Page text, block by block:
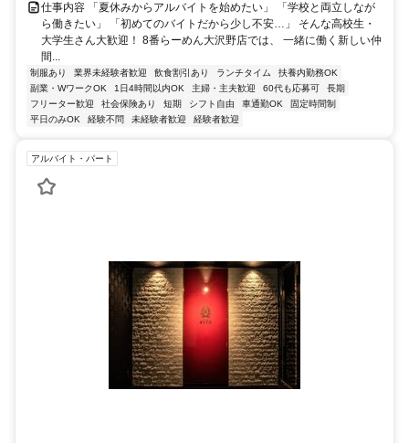
仕事内容 「夏休みからアルバイトを始めたい」 「学校と両立しなが
ら働きたい」 「初めてのバイトだから少し不安…」 そんな高校生・
大学生さん大歓迎！ 8番らーめん大沢野店では、 一緒に働く新しい仲
間...
制服あり 業界未経験者歓迎 飲食割引あり ランチタイム
扶養内勤務OK
副業・WワークOK
1日4時間以内OK 主婦・主夫歓迎 60代も応募可
長期
フリーター歓迎
社会保険あり 短期 シフト自由 車通勤OK
固定時間制
平日のみOK
経験不問 未経験者歓迎 経験者歓迎
アルバイト・パート